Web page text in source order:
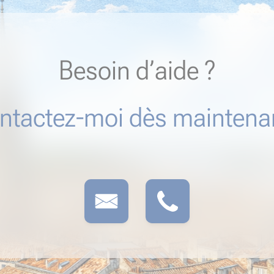
Besoin d’aide ?
moi dès